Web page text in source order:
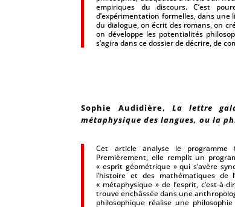
empiriques du discours. C’est
d’expérimentation formelles, dans
du dialogue, on écrit des romans, on
on développe les potentialités
s’agira dans ce dossier de décrire, de
Sophie Audidière, La lettre
métaphysique des langues, ou la
Cet article analyse le programme
Premièrement, elle remplit un
« esprit géométrique » qui s’avère
l’histoire et des mathématiques
« métaphysique » de l’esprit, c’est-
trouve enchâssée dans une
philosophique réalise une